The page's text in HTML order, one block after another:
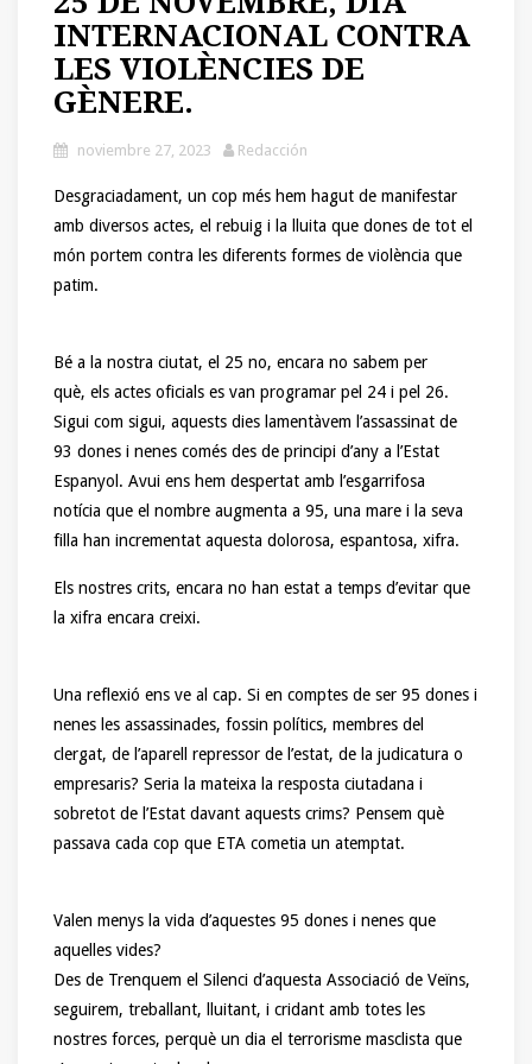
INTERNACIONAL CONTRA
LES VIOLÈNCIES DE
GÈNERE.
noviembre 27, 2023 Redacción
Desgraciadament, un cop més hem hagut de manifestar
amb diversos actes, el rebuig i la lluita que dones de tot el
món portem contra les diferents formes de violència que
patim.
Bé a la nostra ciutat, el 25 no, encara no sabem per
què, els actes oficials es van programar pel 24 i pel 26.
Sigui com sigui, aquests dies lamentàvem l’assassinat de
93 dones i nenes comés des de principi d’any a l’Estat
Espanyol. Avui ens hem despertat amb l’esgarrifosa
notícia que el nombre augmenta a 95, una mare i la seva
filla han incrementat aquesta dolorosa, espantosa, xifra.
Els nostres crits, encara no han estat a temps d’evitar que
la xifra encara creixi.
Una reflexió ens ve al cap. Si en comptes de ser 95 dones i
nenes les assassinades, fossin polítics, membres del
clergat, de l’aparell repressor de l’estat, de la judicatura o
empresaris? Seria la mateixa la resposta ciutadana i
sobretot de l’Estat davant aquests crims? Pensem què
passava cada cop que ETA cometia un atemptat.
Valen menys la vida d’aquestes 95 dones i nenes que
aquelles vides?
Des de Trenquem el Silenci d’aquesta Associació de Veïns,
seguirem, treballant, lluitant, i cridant amb totes les
nostres forces, perquè un dia el terrorisme masclista que